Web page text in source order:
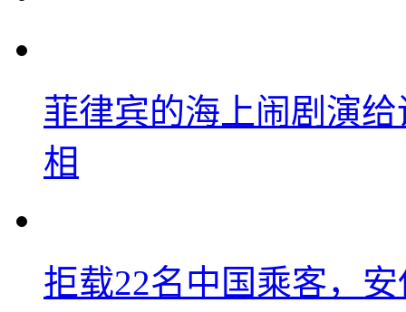
菲律宾的海上闹剧演
相
拒载22名中国乘客，